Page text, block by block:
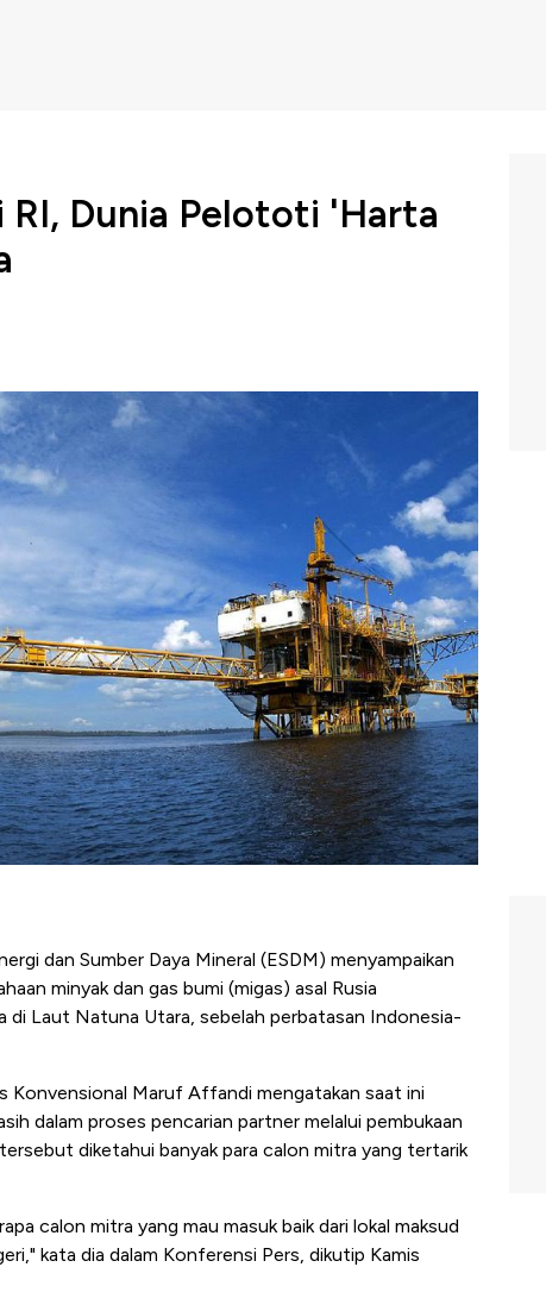
RI, Dunia Pelototi 'Harta
dan Sumber Daya Mineral (ESDM) menyampaikan
minyak dan gas bumi (migas) asal Rusia
di Laut Natuna Utara, sebelah perbatasan Indonesia-
Konvensional Maruf Affandi mengatakan saat ini
dalam proses pencarian partner melalui pembukaan
diketahui banyak para calon mitra yang tertarik
calon mitra yang mau masuk baik dari lokal maksud
kata dia dalam Konferensi Pers, dikutip Kamis